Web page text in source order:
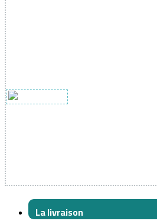
La livraison